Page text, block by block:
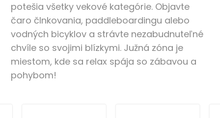
potešia všetky vekové kategórie. Objavte
čaro člnkovania, paddleboardingu alebo
vodných bicyklov a strávte nezabudnuteľné
chvíle so svojimi blízkymi. Južná zóna je
miestom, kde sa relax spája so zábavou a
pohybom!